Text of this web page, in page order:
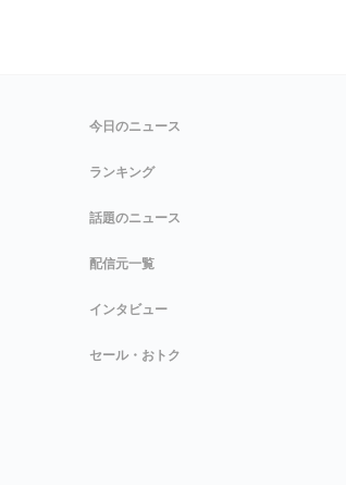
今日のニュース
ランキング
話題のニュース
配信元一覧
インタビュー
セール・おトク